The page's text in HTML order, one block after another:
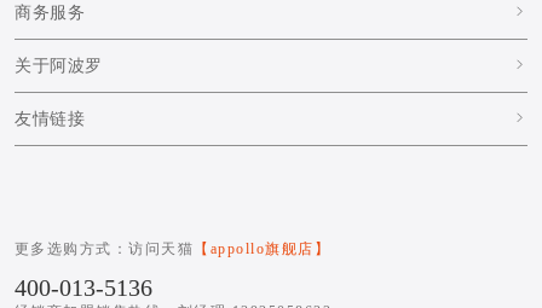
商务服务
关于阿波罗
友情链接
更多选购方式：访问天猫 【appollo旗舰店】
400-013-5136